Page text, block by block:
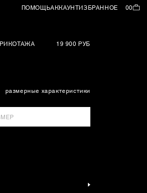
ПОМОЩЬАККАУНТИЗБРАННОЕ 00
19 900 РУБ
размерные характеристики